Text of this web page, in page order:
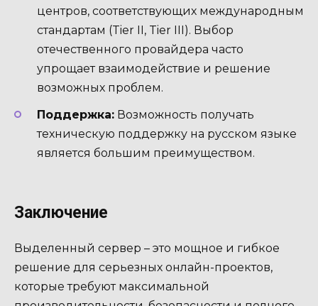
центров, соответствующих международным
стандартам (Tier II, Tier III). Выбор
отечественного провайдера часто
упрощает взаимодействие и решение
возможных проблем.
Поддержка: Возможность получать
техническую поддержку на русском языке
является большим преимуществом.
Заключение
Выделенный сервер – это мощное и гибкое
решение для серьезных онлайн-проектов,
которые требуют максимальной